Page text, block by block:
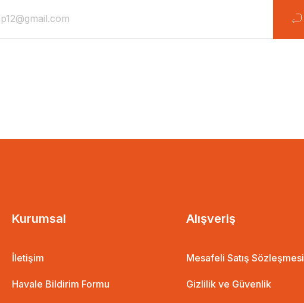
Kurumsal
İletişim
Havale Bildirim Formu
Alışveriş
Mesafeli Satış Sözleşmesi
Gizlilik ve Güvenlik